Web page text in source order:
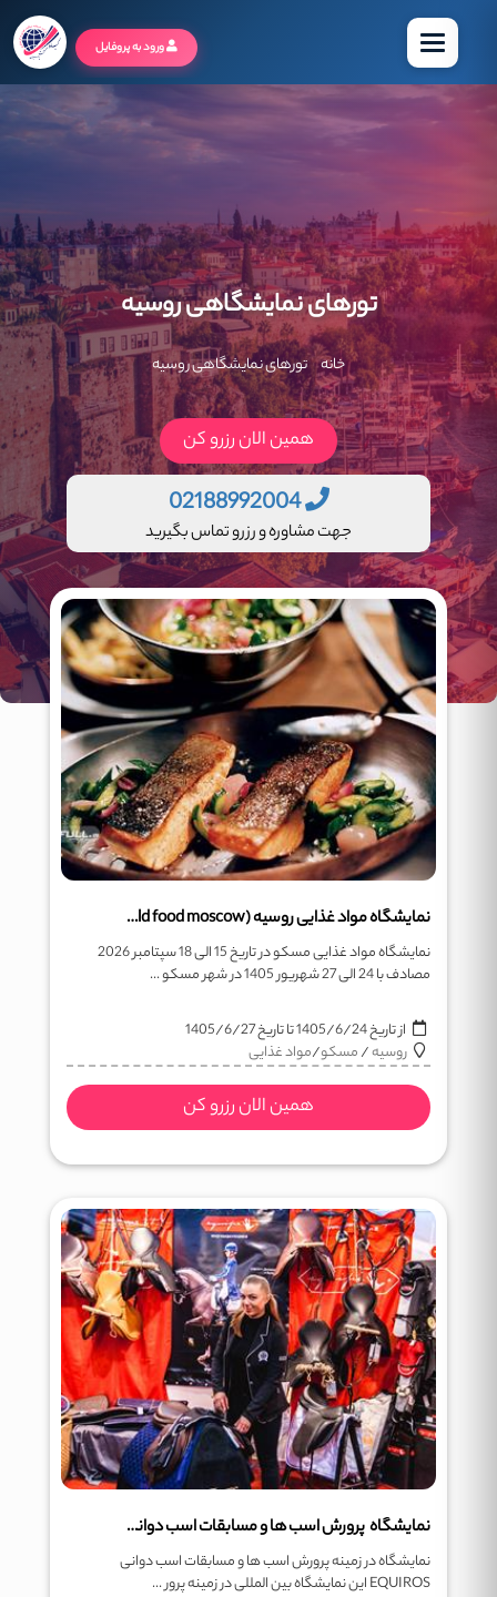
منو ورود به پروفایل
تورهای نمایشگاهی روسیه
خانه تورهای نمایشگاهی روسیه
همین الان رزرو کن
02188992004
جهت مشاوره و رزرو تماس بگیرید
نمایشگاه مواد غذایی روسیه (world food moscow)
نمایشگاه مواد غذایی مسکو در تاریخ 15 الی 18 سپتامبر 2026
مصادف با 24 الی 27 شهریور 1405 در شهر مسکو ...
از تاریخ1405/6/24تا تاریخ1405/6/27
روسیه/مسکو/مواد غذایی
همین الان رزرو کن
نمایشگاه پرورش اسب ها و مسابقات اسب دوانی مسکو EQUIROS
نمایشگاه در زمینه پرورش اسب ها و مسابقات اسب دوانی
EQUIROS این نمایشگاه بین المللی در زمینه پرور ...